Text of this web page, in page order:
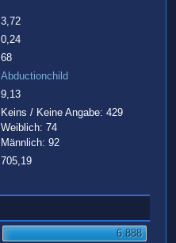
3,72
0,24
68
Abductionchild
9,13
Keins / Keine Angabe: 429
Weiblich: 74
Männlich: 92
705,19
6.888